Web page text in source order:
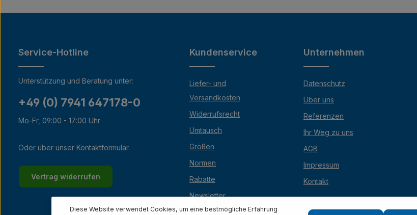
Service-Hotline
Unterstützung und Beratung unter:
+49 (0) 7941 647178-0
Mo-Fr, 09:00 - 17:00 Uhr
Oder über unser Kontaktformular.
Vertrag widerrufen
Kundenservice
Liefer- und
Versandkosten
Widerrufsrecht
Umtausch
Größen
Normen
Rabatte
Newsletter
Lexikon
Unternehmen
Datenschutz
Über uns
Referenzen
Ihr Weg zu uns
AGB
Impressum
Kontakt
Diese Website verwendet Cookies, um eine bestmögliche Erfahrung